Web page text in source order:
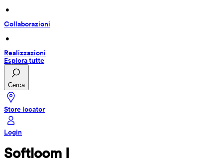
•
Collaborazioni
•
Realizzazioni
Esplora tutte
Cerca
Store locator
Login
Softloom I